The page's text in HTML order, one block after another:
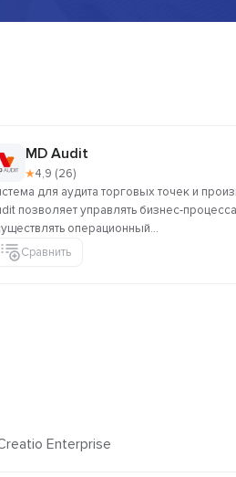
MD Audit
★4,9 (26)
для аудита торговых точек и
позволяет управлять бизнес-
операционный...
Сравнить
Enterprise